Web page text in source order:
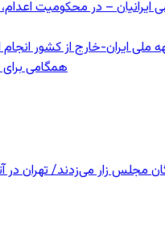
ایرانیان – در محکومیت
ملی ایران-خارج از کشور
همگامی برای
در آتش؛ ۳۰ تیر ۱۳۳۱ میدان بهارستان چه